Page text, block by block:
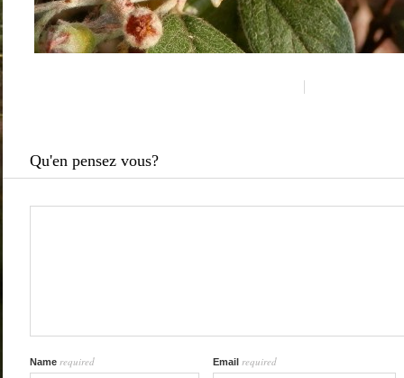
Qu'en pensez vous?
Name required Email required